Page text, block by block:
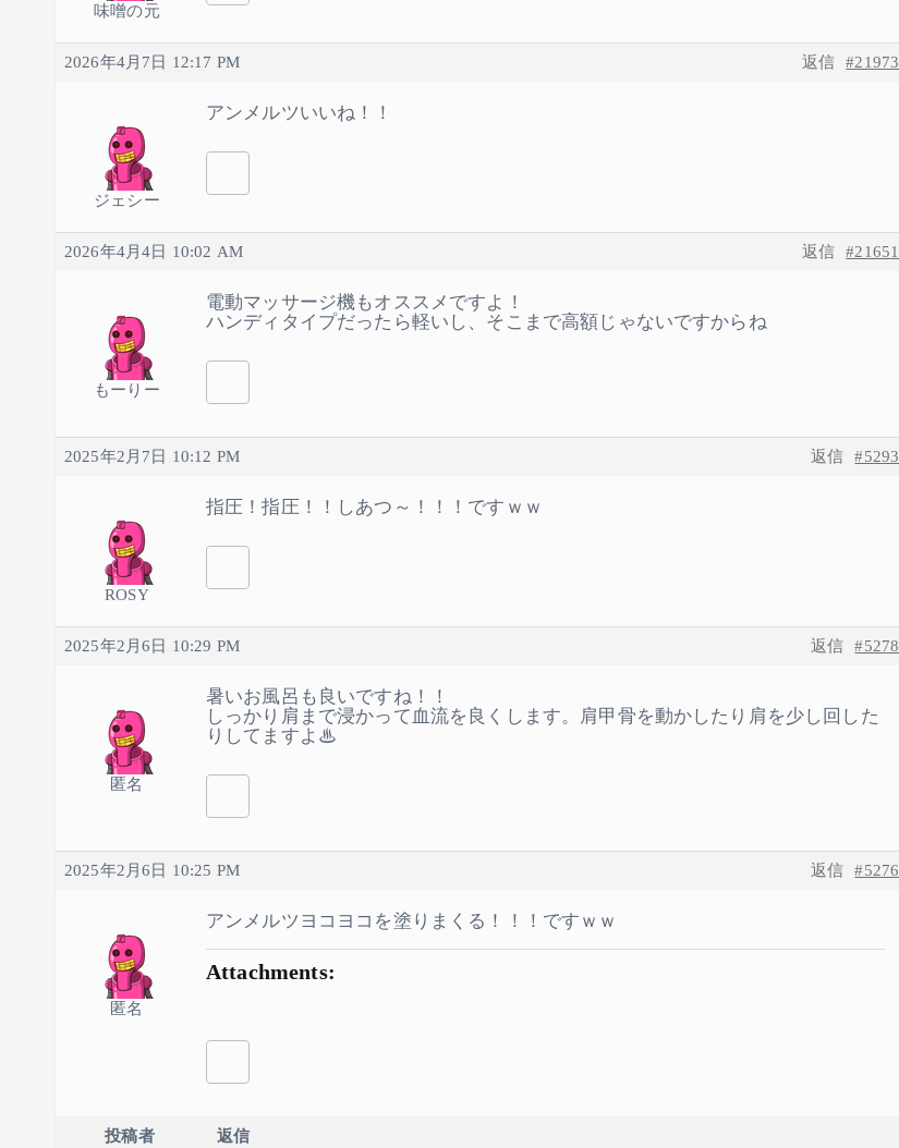
味噌の元
2026年4月7日 12:17 PM #21973
返信
ジェシー
アンメルツいいね！！
2026年4月4日 10:02 AM #21651
返信
もーりー
電動マッサージ機もオススメですよ！
ハンディタイプだったら軽いし、そこまで高額じゃないですからね
2025年2月7日 10:12 PM #5293
返信
ROSY
指圧！指圧！！しあつ～！！！ですｗｗ
2025年2月6日 10:29 PM #5278
返信
匿名
暑いお風呂も良いですね！！
しっかり肩まで浸かって血流を良くします。肩甲骨を動かしたり肩を少し回した
りしてますよ♨
2025年2月6日 10:25 PM #5276
返信
匿名
アンメルツヨコヨコを塗りまくる！！！ですｗｗ
Attachments:
投稿者 返信